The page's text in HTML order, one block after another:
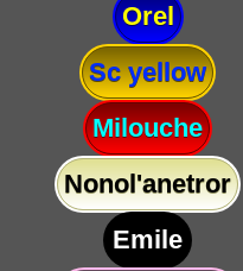
Orel
Sc yellow
Milouche
Nonol'anetror
Emile